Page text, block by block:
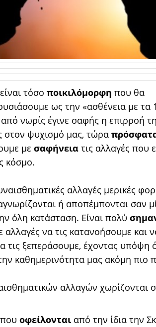
τόσο ποικιλόμορφη που θα
ως την «ασθένεια με τα
νωρίς έγινε σαφής η επιρροή
στον ψυχισμό μας, τώρα
με σαφήνεια τις αλλαγές που
κόσμο.
αλλαγές μερικές
ή αποπέμπονται σαν
όλη κατάσταση. Είναι πολύ
να τις κατανοήσουμε και
τις ξεπεράσουμε, έχοντας υπόψη
καθημερινότητα μας ακόμη πιο
αλλαγών χωρίζονται
οφείλονται από την ίδια την